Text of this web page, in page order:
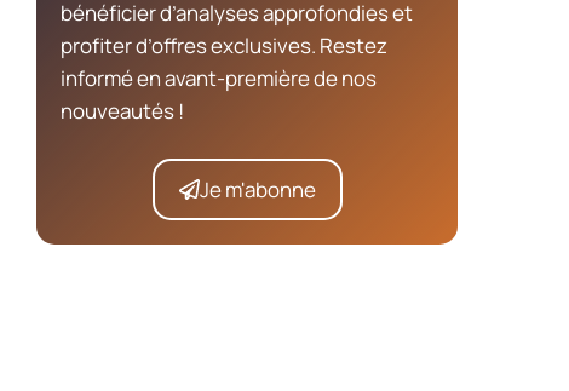
bénéficier d’analyses approfondies et
profiter d’offres exclusives. Restez
informé en avant-première de nos
nouveautés !
Je m'abonne